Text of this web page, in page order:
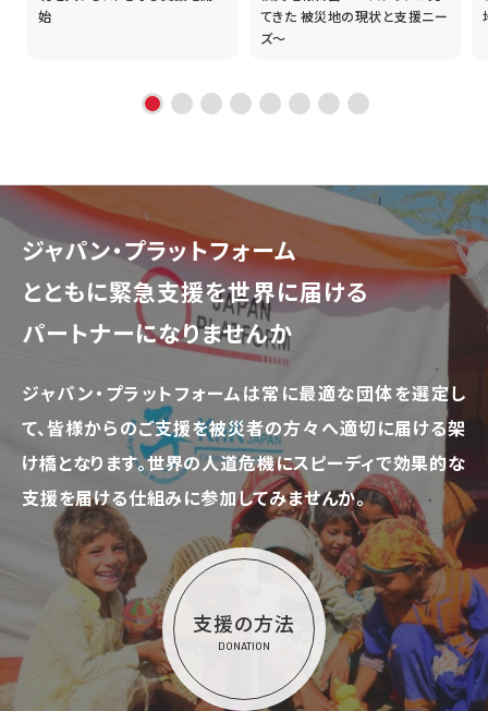
始
てきた 被災地の現状と支援ニー
ズ～
ジャパン・プラットフォーム
とともに緊急支援を世界に届ける
パートナーになりませんか
ジャパン・プラットフォームは常に最適な団体を選定し
て、皆様からのご支援を被災者の方々へ適切に届ける架
け橋となります。世界の人道危機にスピーディで効果的な
支援を届ける仕組みに参加してみませんか。
支援の方法
DONATION